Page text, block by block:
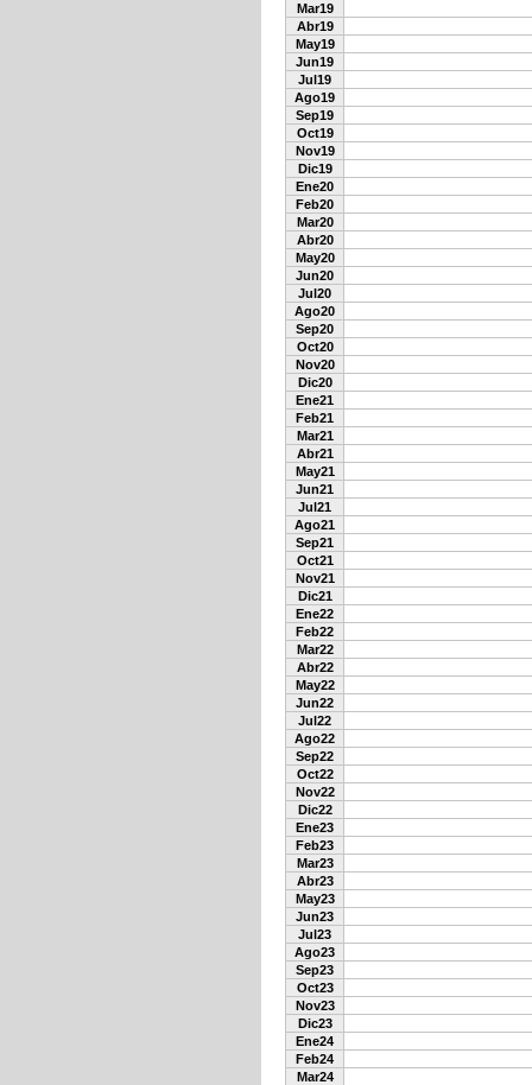
Mar19
Abr19
May19
Jun19
Jul19
Ago19
Sep19
Oct19
Nov19
Dic19
Ene20
Feb20
Mar20
Abr20
May20
Jun20
Jul20
Ago20
Sep20
Oct20
Nov20
Dic20
Ene21
Feb21
Mar21
Abr21
May21
Jun21
Jul21
Ago21
Sep21
Oct21
Nov21
Dic21
Ene22
Feb22
Mar22
Abr22
May22
Jun22
Jul22
Ago22
Sep22
Oct22
Nov22
Dic22
Ene23
Feb23
Mar23
Abr23
May23
Jun23
Jul23
Ago23
Sep23
Oct23
Nov23
Dic23
Ene24
Feb24
Mar24